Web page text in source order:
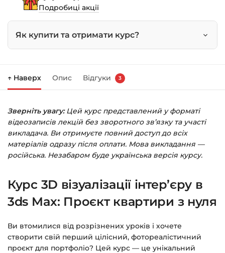
квартири
нуля
кількість
Подробиці акції
Як купити та отримати курс?
Праворуч з’явиться кошик — натисніть
Заповніть всі поля (пошта та пароль).
Оплатіть зручним способом (більше 8
способів оплати).
Натисніть її — і відкриється сторінка з
курсами.
на email.
↑ Наверх Опис Відгуки 3
Зверніть увагу:Цей курс представлений у форматі
відеозаписів лекцій без зворотного зв’язку та участі
викладача. Ви отримуєте повний доступ до всіх
матеріалів одразу після оплати. Мова викладання —
російська. Незабаром буде українська версія курсу.
Курс 3D візуалізації інтер’єру в
3ds Max: Проєкт квартири з нуля
Ви втомилися від розрізнених уроків і хочете
створити свій перший цілісний, фотореалістичний
проєкт для портфоліо? Цей курс — це унікальний